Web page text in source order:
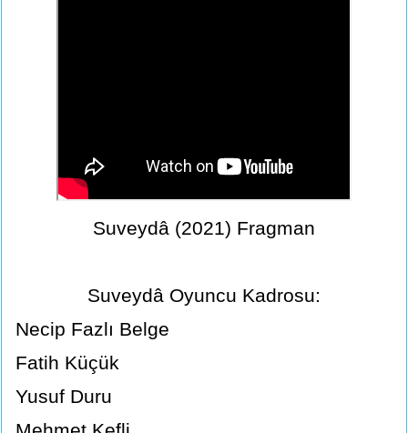
Suveydâ (2021) Fragman
Suveydâ Oyuncu Kadrosu:
Necip Fazlı Belge
Fatih Küçük
Yusuf Duru